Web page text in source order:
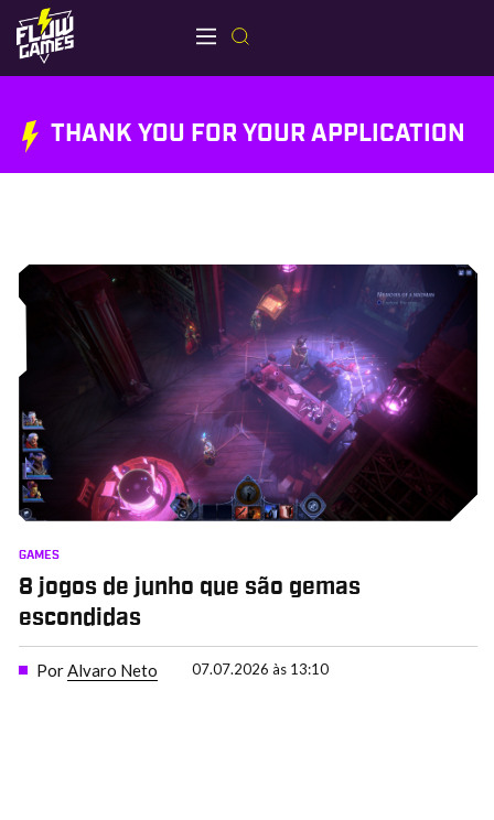
THANK YOU FOR YOUR APPLICATION
GAMES
8 jogos de junho que são gemas
escondidas
PorAlvaro Neto 07.07.2026 às 13:10